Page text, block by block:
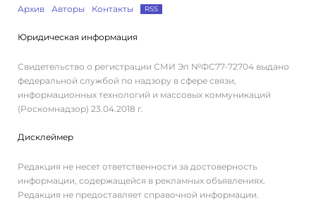
Архив
Авторы Контакты RSS
Юридическая информация
Свидетельство о регистрации СМИ Эл №ФС77-72704 выдано
федеральной службой по надзору в сфере связи,
информационных технологий и массовых коммуникаций
(Роскомнадзор) 23.04.2018 г.
Дисклеймер
Редакция не несет ответственности за достоверность
информации, содержащейся в рекламных объявлениях.
Редакция не предоставляет справочной информации.